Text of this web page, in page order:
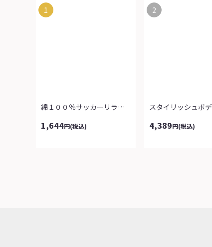
1
綿１００％サッカーリラックスパンツ（よ...
1,644円(税込)
2
4,389円(税込)